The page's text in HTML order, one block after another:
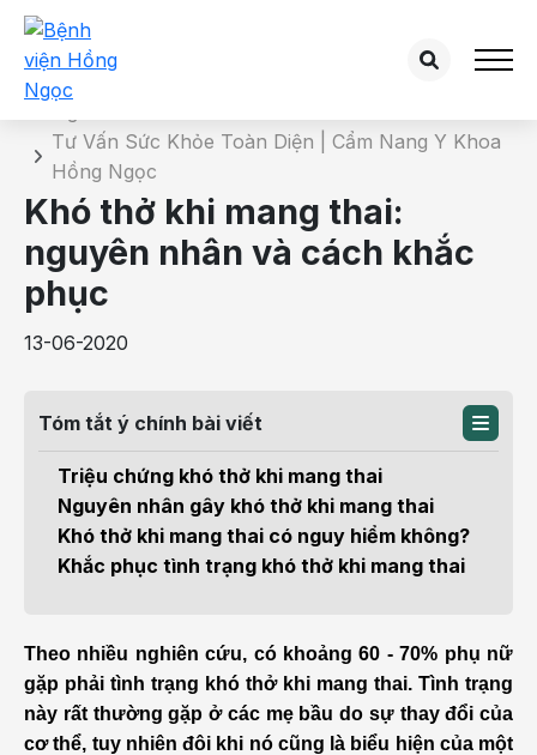
Chi tiết bài tư vấn
Tư Vấn Sức Khỏe Toàn Diện | Cẩm Nang Y Khoa
Hồng Ngọc
Khó thở khi mang thai:
nguyên nhân và cách khắc
phục
13-06-2020
Tóm tắt ý chính bài viết
Triệu chứng khó thở khi mang thai
Nguyên nhân gây khó thở khi mang thai
Khó thở khi mang thai có nguy hiểm không?
Khắc phục tình trạng khó thở khi mang thai
Theo nhiều nghiên cứu, có khoảng 60 - 70% phụ nữ
gặp phải tình trạng khó thở khi mang thai. Tình trạng
này rất thường gặp ở các mẹ bầu do sự thay đổi của
cơ thể, tuy nhiên đôi khi nó cũng là biểu hiện của một